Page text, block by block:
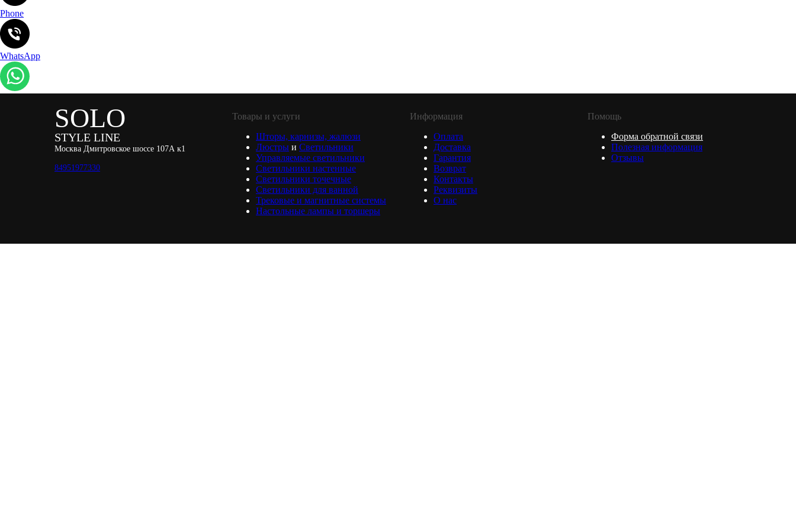
Phone
WhatsApp
SOLO
STYLE LINE
Москва Дмитровское шоссе 107А к1
84951977330
Товары и услуги
Шторы, карнизы, жалюзи
Люстры и Светильники
Управляемые светильники
Светильники настенные
Светильники точечные
Светильники для ванной
Трековые и магнитные системы
Настольные лампы и торшеры
Информация
Оплата
Доставка
Гарантия
Возврат
Контакты
Реквизиты
О нас
Помощь
Форма обратной связи
Полезная информация
Отзывы